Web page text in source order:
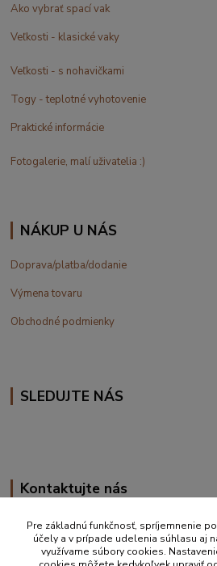
Ako vybrať spací vak
Veľkosti - klasické vaky
Veľkosti - s nohavičkami
Togy - teplotné vyhotovenie
Praktické informácie
Fotogalerie, malí uživatelia :)
NÁKUP U NÁS
Doprava/platba/dodanie
Výmena tovaru
Obchodné podmienky
SLEDUJTE NÁS
Kontaktujte nás
+420 777 610 855
info@vakynaspanie.sk
Pre základnú funkčnosť, spríjemnenie
účely a v prípade udelenia súhlasu aj
využívame súbory cookies.